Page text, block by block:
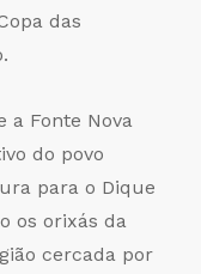
das
a Fonte Nova
do povo
para o Dique
os orixás da
cercada por